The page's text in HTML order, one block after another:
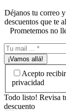
Déjanos tu correo
descuentos que te
Prometemos no
¡Vamos allá!
Acepto
privacidad
Todo listo! Revisa
descuento